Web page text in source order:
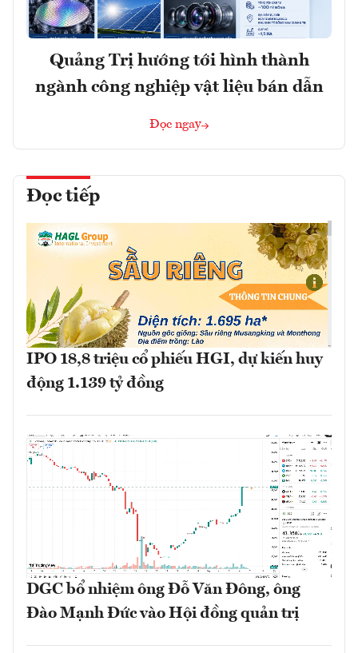
Quảng Trị hướng tới hình thành
ngành công nghiệp vật liệu bán dẫn
Đọc ngay
Đọc tiếp
IPO 18,8 triệu cổ phiếu HGI, dự kiến huy
động 1.139 tỷ đồng
DGC bổ nhiệm ông Đỗ Văn Đông, ông
Đào Mạnh Đức vào Hội đồng quản trị